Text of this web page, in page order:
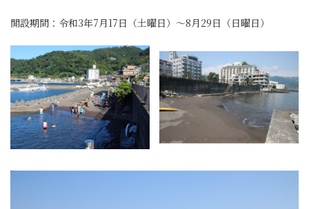
開設期間：令和3年7月17日（土曜日）～8月29日（日曜日）